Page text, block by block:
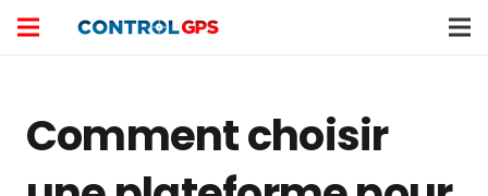
Comment choisir